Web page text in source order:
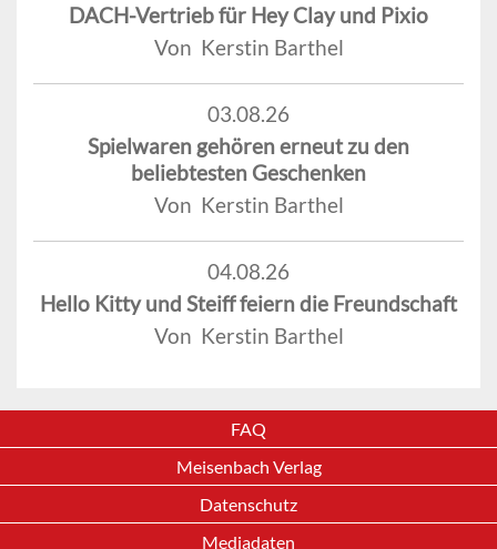
DACH-Vertrieb für Hey Clay und Pixio
Von Kerstin Barthel
03.08.26
Spielwaren gehören erneut zu den
beliebtesten Geschenken
Von Kerstin Barthel
04.08.26
Hello Kitty und Steiff feiern die Freundschaft
Von Kerstin Barthel
FAQ
Meisenbach Verlag
Datenschutz
Mediadaten